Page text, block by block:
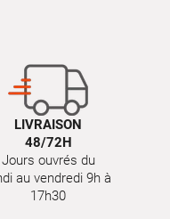
LIVRAISON
48/72H
Jours ouvrés du
au vendredi 9h à
17h30